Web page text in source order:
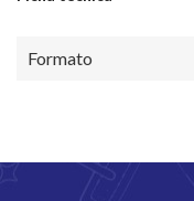
Formato